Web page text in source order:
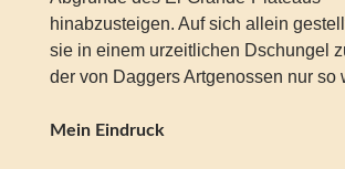
hinabzusteigen. Auf sich allein
sie in einem urzeitlichen Dschungel
der von Daggers Artgenossen nur
Mein Eindruck